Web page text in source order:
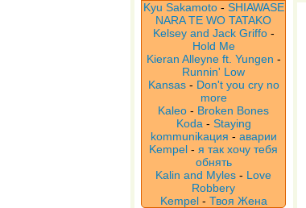
Kyu Sakamoto- SHIAWASE
NARA TE WO TATAKO
Kelsey and Jack Griffo-
Hold Me
Kieran Alleyne ft. Yungen -
Runnin' Low
Kansas- Don't you cry no
more
Kaleo - Broken Bones
Koda - Staying
kommunikaция - аварии
Kempel - я так хочу тебя
обнять
Kalin and Myles - Love
Robbery
Kempel- Твоя Жена